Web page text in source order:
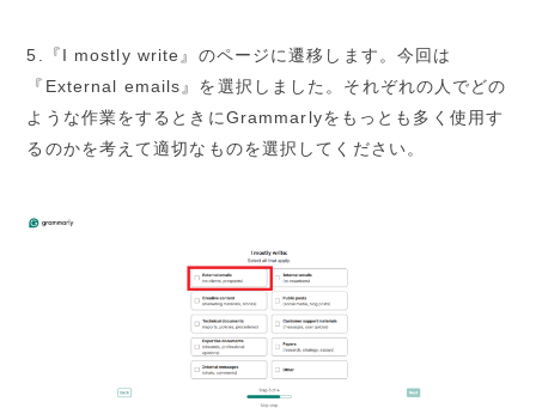
5.『I mostly write』のページに遷移します。今回は
『External emails』を選択しました。それぞれの人でどの
ような作業をするときにGrammarlyをもっとも多く使用す
るのかを考えて適切なものを選択してください。